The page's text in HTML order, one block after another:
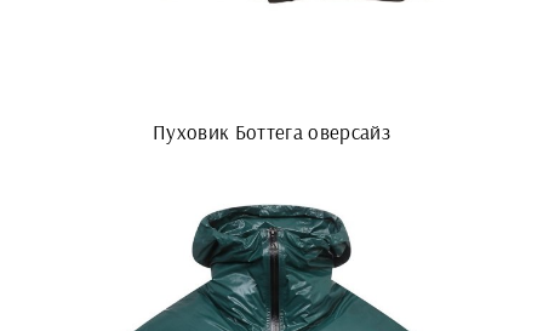
Пуховик Боттега оверсайз